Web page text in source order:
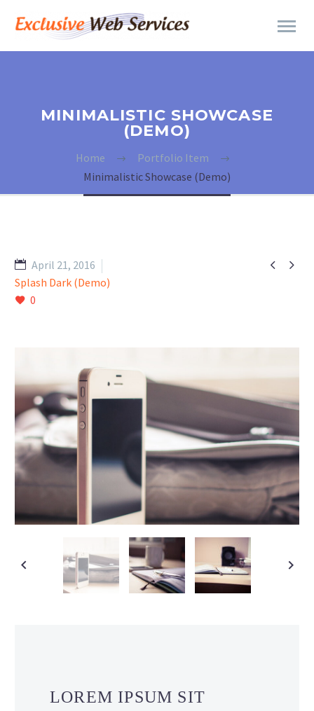
MINIMALISTIC SHOWCASE
(DEMO)
Home
Portfolio Item
Minimalistic Showcase (Demo)
 
April 21, 2016
Splash Dark (Demo)
0
LOREM IPSUM SIT